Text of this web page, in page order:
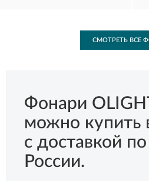
СМОТРЕТЬ ВСЕ
Фонари
можно купить
с доставкой
России.